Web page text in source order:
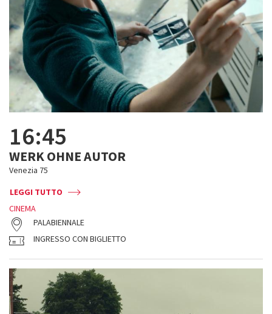
16:45
WERK OHNE AUTOR
Venezia 75
LEGGI TUTTO
CINEMA
PALABIENNALE
INGRESSO CON BIGLIETTO